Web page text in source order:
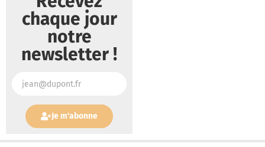
chaque jour
notre
newsletter !
Je m'abonne